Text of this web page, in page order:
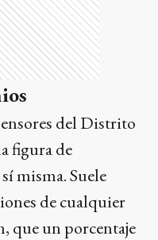
del Distrito
figura de
misma. Suele
de cualquier
que un porcentaje